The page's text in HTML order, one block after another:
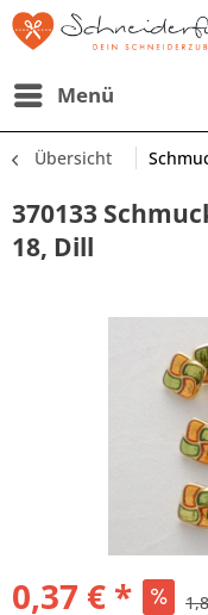
Menü
Übersicht
370133
18, Dill
0,37 € *